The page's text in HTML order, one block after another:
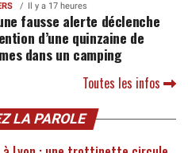
Il y a 17 heures
fausse alerte déclenche
d’une quinzaine de
dans un camping
Toutes les infos
LA PAROLE